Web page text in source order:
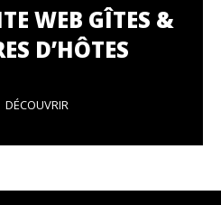
WEB GÎTES &
D’HÔTES
DÉCOUVRIR